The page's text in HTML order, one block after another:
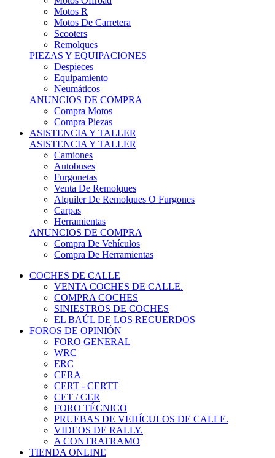
Motos R
Motos De Carretera
Scooters
Remolques
PIEZAS Y EQUIPACIONES
Despieces
Equipamiento
Neumáticos
ANUNCIOS DE COMPRA
Compra Motos
Compra Piezas
ASISTENCIA Y TALLER
ASISTENCIA Y TALLER
Camiones
Autobuses
Furgonetas
Venta De Remolques
Alquiler De Remolques O Furgones
Carpas
Herramientas
ANUNCIOS DE COMPRA
Compra De Vehículos
Compra De Herramientas
COCHES DE CALLE
VENTA COCHES DE CALLE.
COMPRA COCHES
SINIESTROS DE COCHES
EL BAÚL DE LOS RECUERDOS
FOROS DE OPINIÓN
FORO GENERAL
WRC
ERC
CERA
CERT - CERTT
CET / CER
FORO TÉCNICO
PRUEBAS DE VEHÍCULOS DE CALLE.
VIDEOS DE RALLY.
A CONTRATRAMO
TIENDA ONLINE